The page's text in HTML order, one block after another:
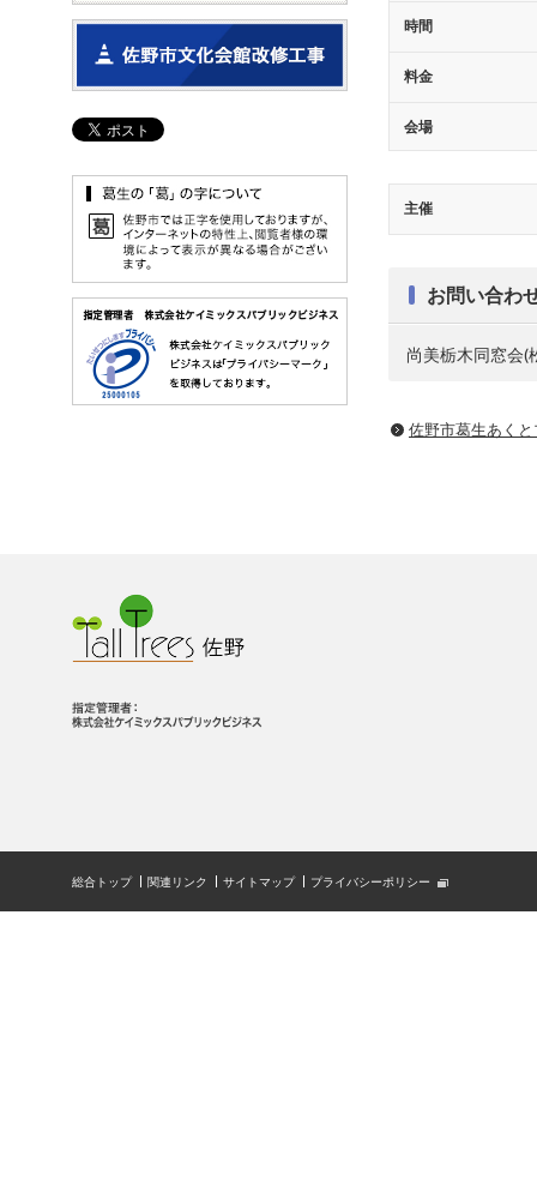
時間
料金
会場
主催
お問い合わ
尚美栃木同窓会(
佐野市葛生あく
総合トップ 関連リンク サイトマップ プライバシーポリシー